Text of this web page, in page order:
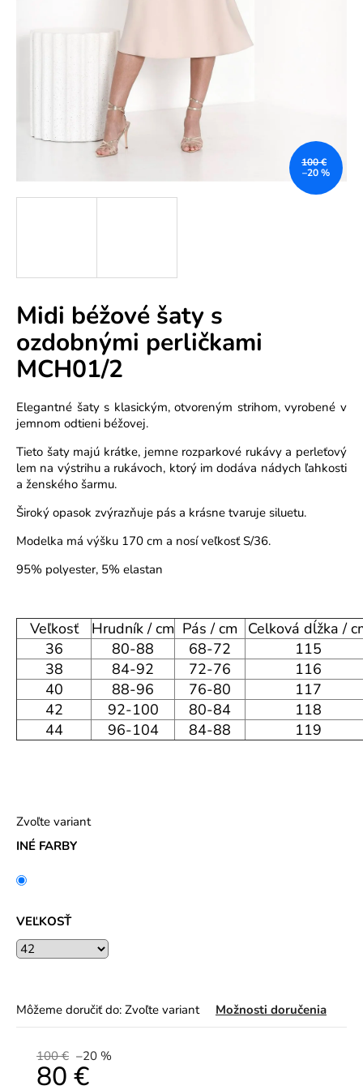
Midi béžové šaty s
ozdobnými perličkami
MCH01/2
Elegantné šaty s klasickým, otvoreným strihom, vyrobené v
jemnom odtieni béžovej.
Tieto šaty majú krátke, jemne rozparkové rukávy a perleťový
lem na výstrihu a rukávoch, ktorý im dodáva nádych ľahkosti
a ženského šarmu.
Široký opasok zvýrazňuje pás a krásne tvaruje siluetu.
Modelka má výšku 170 cm a nosí veľkosť S/36.
95% polyester, 5% elastan
Veľkosť Hrudník / cm Pás / cm
Celková dĺžka /
36
80-88 68-72
115
38
84-92 72-76
116
40
88-96 76-80
117
42
92-100 80-84
118
44
96-104 84-88 119
INÉ FARBY
VEĽKOSŤ
Môžeme doručiť do: Zvoľte variant Možnosti doručenia
Zvoľte variant
100 € –20 %
80 €
100 €
–20 %
O
d
p
o
r
ú
č
a
m
e